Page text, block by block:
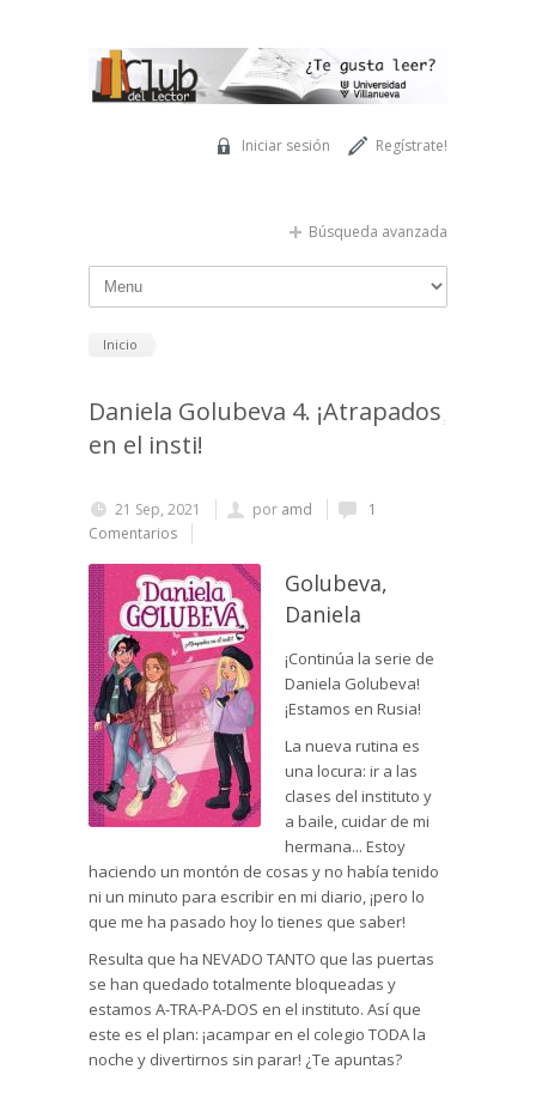
Regístrate!
Iniciar sesión
Búsqueda avanzada
Inicio
Daniela Golubeva 4. ¡Atrapados
en el insti!
21 Sep, 2021 por amd
1
Comentarios
Golubeva,
Daniela
¡Continúa la serie de
Daniela Golubeva!
¡Estamos en Rusia!
La nueva rutina es
una locura: ir a las
clases del instituto y
a baile, cuidar de mi
hermana... Estoy
haciendo un montón de cosas y no había tenido
ni un minuto para escribir en mi diario, ¡pero lo
que me ha pasado hoy lo tienes que saber!
Resulta que ha NEVADO TANTO que las puertas
se han quedado totalmente bloqueadas y
estamos A-TRA-PA-DOS en el instituto. Así que
este es el plan: ¡acampar en el colegio TODA la
noche y divertirnos sin parar! ¿Te apuntas?